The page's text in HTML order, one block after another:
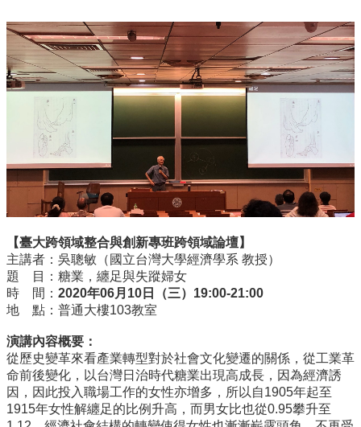
站
導
覽
English
介
介
學
研
系
所
成
員
【臺大跨領域整合與創新專班跨領域論壇】
主講者：吳聰敏（國立台灣大學經濟學系 教授）
題 目：糖業，纏足與失蹤婦女
時 間： 2020年06月 10 日（三） 19:00-21:00
地 點：普通大樓103教室
演講內容概要：
從歷史變革來看產業轉型對於社會文化變遷的關係，從工業革
命前後變化，以台灣日治時代糖業出現高成長，因為經濟誘
因，因此投入職場工作的女性亦增多，所以自1905年起至
1915年女性解纏足的比例升高，而男女比也從0.95攀升至